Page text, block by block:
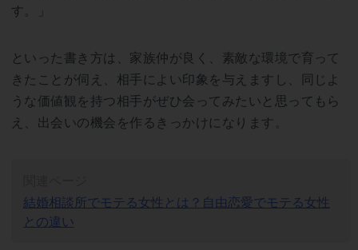
す。」
といった書き方は、家族仲が良く、素敵な環境で育って
きたことが伺え、相手によい印象を与えますし、同じよ
うな価値観を持つ相手がぜひ会ってみたいと思ってもら
え、出会いの機会を作るきっかけになります。
結婚相談所でモテる女性とは？自由恋愛でモテる女性
との違い